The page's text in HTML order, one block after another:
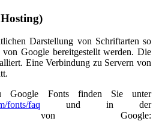
Darstellung von Schriftarten so
Google bereitgestellt werden. Die
Eine Verbindung zu Servern von
Google Fonts finden Sie unter
fonts/faq und in der
von Google: